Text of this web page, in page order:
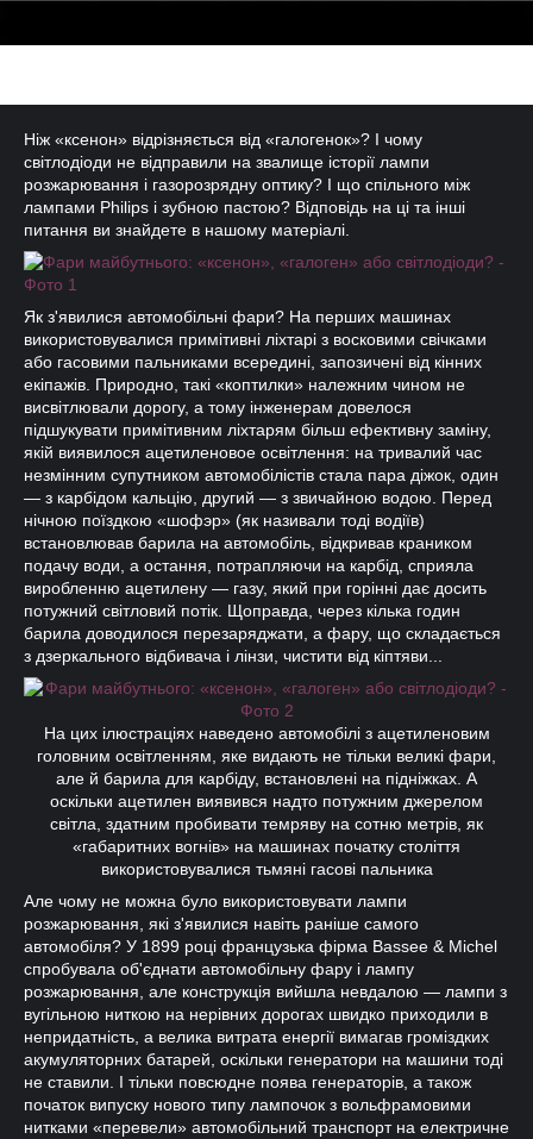
Ніж «ксенон» відрізняється від «галогенок»? І чому
світлодіоди не відправили на звалище історії лампи
розжарювання і газорозрядну оптику? І що спільного між
лампами Philips і зубною пастою? Відповідь на ці та інші
питання ви знайдете в нашому матеріалі.
Як з'явилися автомобільні фари? На перших машинах
використовувалися примітивні ліхтарі з восковими свічками
або гасовими пальниками всередині, запозичені від кінних
екіпажів. Природно, такі «коптилки» належним чином не
висвітлювали дорогу, а тому інженерам довелося
підшукувати примітивним ліхтарям більш ефективну заміну,
якій виявилося ацетиленовое освітлення: на тривалий час
незмінним супутником автомобілістів стала пара діжок, один
— з карбідом кальцію, другий — з звичайною водою. Перед
нічною поїздкою «шофэр» (як називали тоді водіїв)
встановлював барила на автомобіль, відкривав краником
подачу води, а остання, потрапляючи на карбід, сприяла
виробленню ацетилену — газу, який при горінні дає досить
потужний світловий потік. Щоправда, через кілька годин
барила доводилося перезаряджати, а фару, що складається
з дзеркального відбивача і лінзи, чистити від кіптяви...
На цих ілюстраціях наведено автомобілі з ацетиленовим
головним освітленням, яке видають не тільки великі фари,
але й барила для карбіду, встановлені на підніжках. А
оскільки ацетилен виявився надто потужним джерелом
світла, здатним пробивати темряву на сотню метрів, як
«габаритних вогнів» на машинах початку століття
використовувалися тьмяні гасові пальника
Але чому не можна було використовувати лампи
розжарювання, які з'явилися навіть раніше самого
автомобіля? У 1899 році французька фірма Bassee & Michel
спробувала об'єднати автомобільну фару і лампу
розжарювання, але конструкція вийшла невдалою — лампи з
вугільною ниткою на нерівних дорогах швидко приходили в
непридатність, а велика витрата енергії вимагав громіздких
акумуляторних батарей, оскільки генератори на машини тоді
не ставили. І тільки повсюдне поява генераторів, а також
початок випуску нового типу лампочок з вольфрамовими
нитками «перевели» автомобільний транспорт на електричне